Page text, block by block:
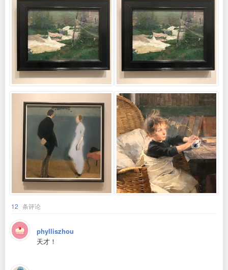
12 条评论
phylliszhou
天才！